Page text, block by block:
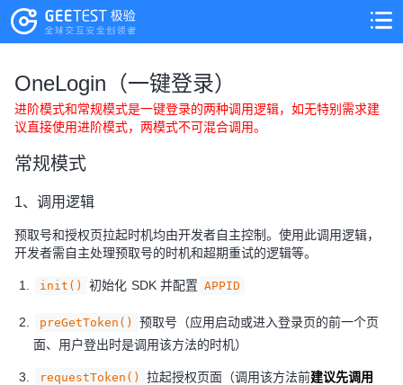
>
OneLogin（一键登录）
进阶模式和常规模式是一键登录的两种调用逻辑，如无特别需求建
议直接使用进阶模式，两模式不可混合调用。
常规模式
1、调用逻辑
预取号和授权页拉起时机均由开发者自主控制。使用此调用逻辑，
开发者需自主处理预取号的时机和超期重试的逻辑等。
init() 初始化 SDK 并配置 APPID
preGetToken()
预取号（应用启动或进入登录页的前一个页
面、用户登出时是调用该方法的时机）
requestToken() 拉起授权页面（调用该方法前建议先调用